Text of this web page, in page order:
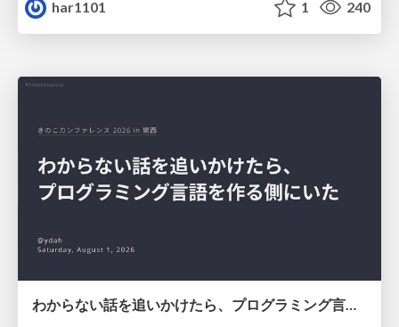
har1101
1 240
わからない話を追いかけたら、プログラミング言語を作る側にいた